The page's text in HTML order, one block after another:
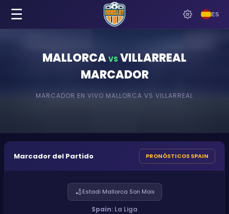
ES
☰
MALLORCA VS VILLARREAL
MARCADOR
MARCADOR EN VIVO MALLORCA VS VILLARREAL
Marcador del Partido PRONÓSTICOS SPAIN
🏏Estadi Mallorca Son Moix
Spain: La Liga